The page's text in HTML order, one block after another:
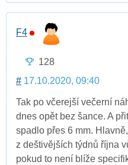
F4
128
# 17.10.2020, 09:40
Tak po včerejší večerní
dnes opět bez šance. A
spadlo přes 6 mm.
z deštivějších týdnů října
pokud to není blíže